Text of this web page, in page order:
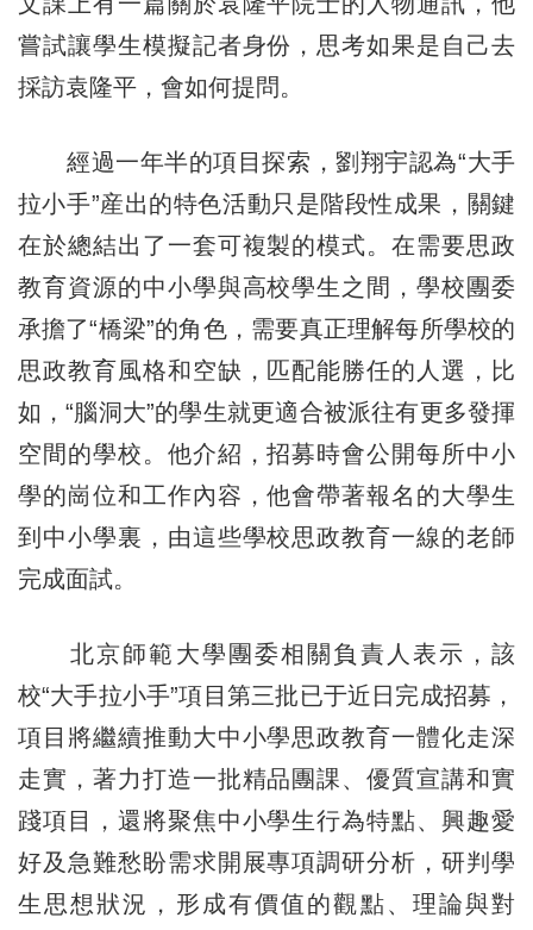
嘗試讓學生模擬記者身份，思考如果是自己去
採訪袁隆平，會如何提問。
經過一年半的項目探索，劉翔宇認為“大手
拉小手”産出的特色活動只是階段性成果，關鍵
在於總結出了一套可複製的模式。在需要思政
教育資源的中小學與高校學生之間，學校團委
承擔了“橋梁”的角色，需要真正理解每所學校的
思政教育風格和空缺，匹配能勝任的人選，比
如，“腦洞大”的學生就更適合被派往有更多發揮
空間的學校。他介紹，招募時會公開每所中小
學的崗位和工作內容，他會帶著報名的大學生
到中小學裏，由這些學校思政教育一線的老師
完成面試。
北京師範大學團委相關負責人表示，該
校“大手拉小手”項目第三批已于近日完成招募，
項目將繼續推動大中小學思政教育一體化走深
走實，著力打造一批精品團課、優質宣講和實
踐項目，還將聚焦中小學生行為特點、興趣愛
好及急難愁盼需求開展專項調研分析，研判學
生思想狀況，形成有價值的觀點、理論與對